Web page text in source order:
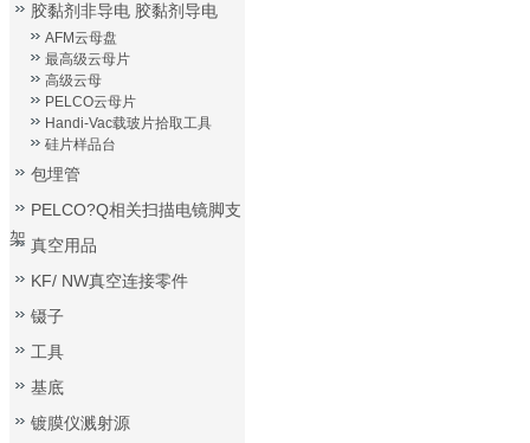
胶黏剂非导电 胶黏剂导电
AFM云母盘
最高级云母片
高级云母
PELCO云母片
Handi-Vac载玻片拾取工具
硅片样品台
包埋管
PELCO?Q相关扫描电镜脚支
架 真空用品
KF/ NW真空连接零件
镊子
工具
基底
镀膜仪溅射源